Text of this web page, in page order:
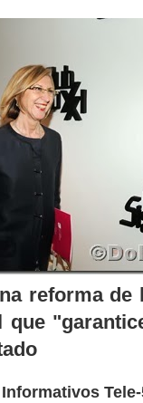
reforma de
que